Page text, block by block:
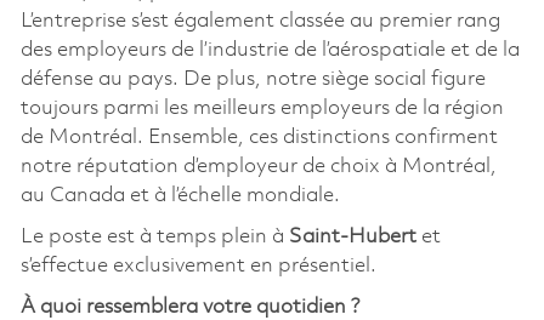
L’entreprise s’est également classée au premier rang
des employeurs de l’industrie de l’aérospatiale et de la
défense au pays. De plus, notre siège social figure
toujours parmi les meilleurs employeurs de la région
de Montréal. Ensemble, ces distinctions confirment
notre réputation d’employeur de choix à Montréal,
au Canada et à l’échelle mondiale.
Le poste est à temps plein à Saint-Hubert et
s’effectue exclusivement en présentiel.
À quoi ressemblera votre quotidien ?